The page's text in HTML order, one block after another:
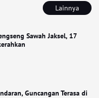
Lainnya
Sawah Jaksel, 17
Guncangan Terasa di